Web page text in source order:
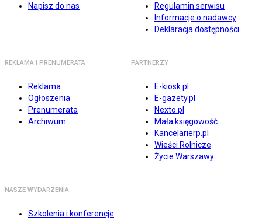
Napisz do nas
Regulamin serwisu
Informacje o nadawcy
Deklaracja dostępności
REKLAMA I PRENUMERATA
Reklama
Ogłoszenia
Prenumerata
Archiwum
PARTNERZY
E-kiosk.pl
E-gazety.pl
Nexto.pl
Mała księgowość
Kancelarierp.pl
Wieści Rolnicze
Życie Warszawy
NASZE WYDARZENIA
Szkolenia i konferencje